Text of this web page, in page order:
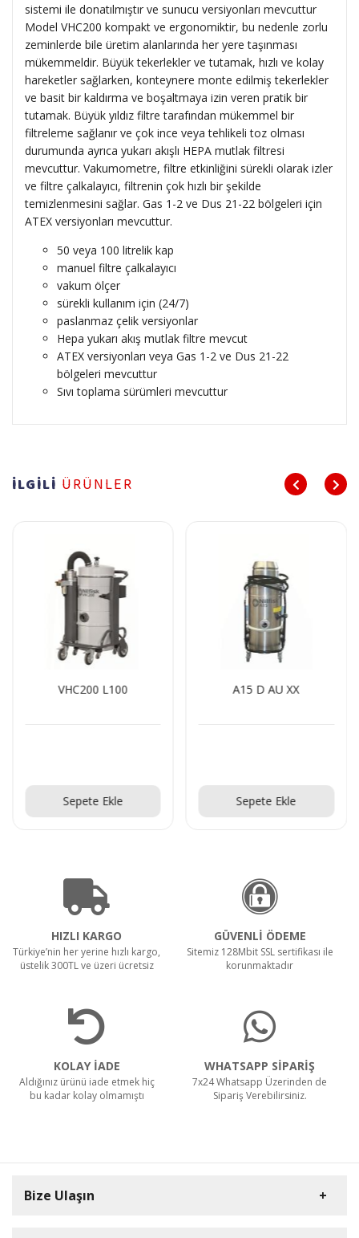
sistemi ile donatılmıştır ve sunucu versiyonları mevcuttur
Model VHC200 kompakt ve ergonomiktir, bu nedenle zorlu
zeminlerde bile üretim alanlarında her yere taşınması
mükemmeldir. Büyük tekerlekler ve tutamak, hızlı ve kolay
hareketler sağlarken, konteynere monte edilmiş tekerlekler
ve basit bir kaldırma ve boşaltmaya izin veren pratik bir
tutamak. Büyük yıldız filtre tarafından mükemmel bir
filtreleme sağlanır ve çok ince veya tehlikeli toz olması
durumunda ayrıca yukarı akışlı HEPA mutlak filtresi
mevcuttur. Vakumometre, filtre etkinliğini sürekli olarak izler
ve filtre çalkalayıcı, filtrenin çok hızlı bir şekilde
temizlenmesini sağlar. Gas 1-2 ve Dus 21-22 bölgeleri için
ATEX versiyonları mevcuttur.
50 veya 100 litrelik kap
manuel filtre çalkalayıcı
vakum ölçer
sürekli kullanım için (24/7)
paslanmaz çelik versiyonlar
Hepa yukarı akış mutlak filtre mevcut
ATEX versiyonları veya Gas 1-2 ve Dus 21-22
bölgeleri mevcuttur
Sıvı toplama sürümleri mevcuttur
İLGİLİ ÜRÜNLER
VHC200 L100
Sepete Ekle
A15 D AU XX
Sepete Ekle
HIZLI KARGO
Türkiye’nin her yerine hızlı kargo,
üstelik 300TL ve üzeri ücretsiz
GÜVENLİ ÖDEME
Sitemiz 128Mbit SSL sertifikası ile
korunmaktadır
KOLAY İADE
Aldığınız ürünü iade etmek hiç
bu kadar kolay olmamıştı
WHATSAPP SİPARİŞ
7x24 Whatsapp Üzerinden de
Sipariş Verebilirsiniz.
Bize Ulaşın